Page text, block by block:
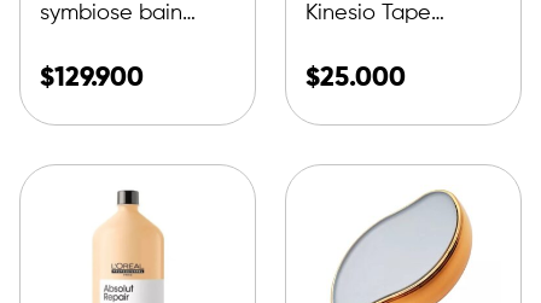
symbiose bain
pelliculaire 250ml
$129.900
Kinesio Tape
$25.000